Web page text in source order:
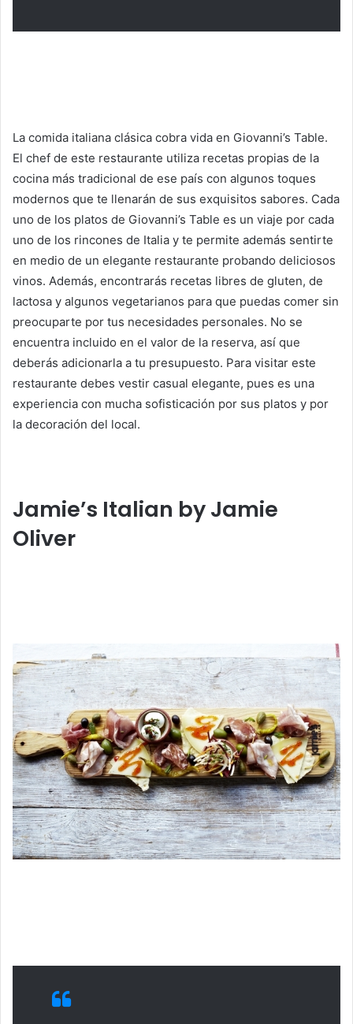
La comida italiana clásica cobra vida en Giovanni’s Table.
El chef de este restaurante utiliza recetas propias de la
cocina más tradicional de ese país con algunos toques
modernos que te llenarán de sus exquisitos sabores. Cada
uno de los platos de Giovanni’s Table es un viaje por cada
uno de los rincones de Italia y te permite además sentirte
en medio de un elegante restaurante probando deliciosos
vinos. Además, encontrarás recetas libres de gluten, de
lactosa y algunos vegetarianos para que puedas comer sin
preocuparte por tus necesidades personales. No se
encuentra incluido en el valor de la reserva, así que
deberás adicionarla a tu presupuesto. Para visitar este
restaurante debes vestir casual elegante, pues es una
experiencia con mucha sofisticación por sus platos y por
la decoración del local.
Jamie’s Italian by Jamie
Oliver